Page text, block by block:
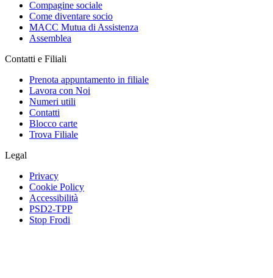
Compagine sociale
Come diventare socio
MACC Mutua di Assistenza
Assemblea
Contatti e Filiali
Prenota appuntamento in filiale
Lavora con Noi
Numeri utili
Contatti
Blocco carte
Trova Filiale
Legal
Privacy
Cookie Policy
Accessibilità
PSD2-TPP
Stop Frodi